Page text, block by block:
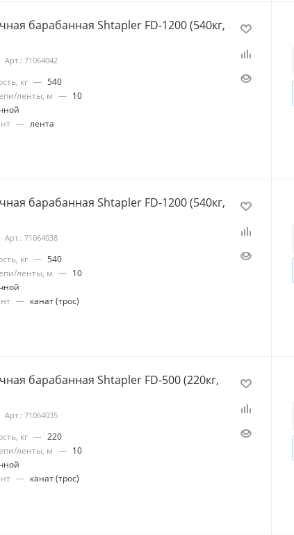
барабанная Shtapler FD-1200 (540кг,
Арт.: 71064042
кг — 540
ленты, м — 10
— лента
барабанная Shtapler FD-1200 (540кг,
Арт.: 71064038
кг — 540
ленты, м — 10
— канат (трос)
барабанная Shtapler FD-500 (220кг,
Арт.: 71064035
кг — 220
ленты, м — 10
— канат (трос)